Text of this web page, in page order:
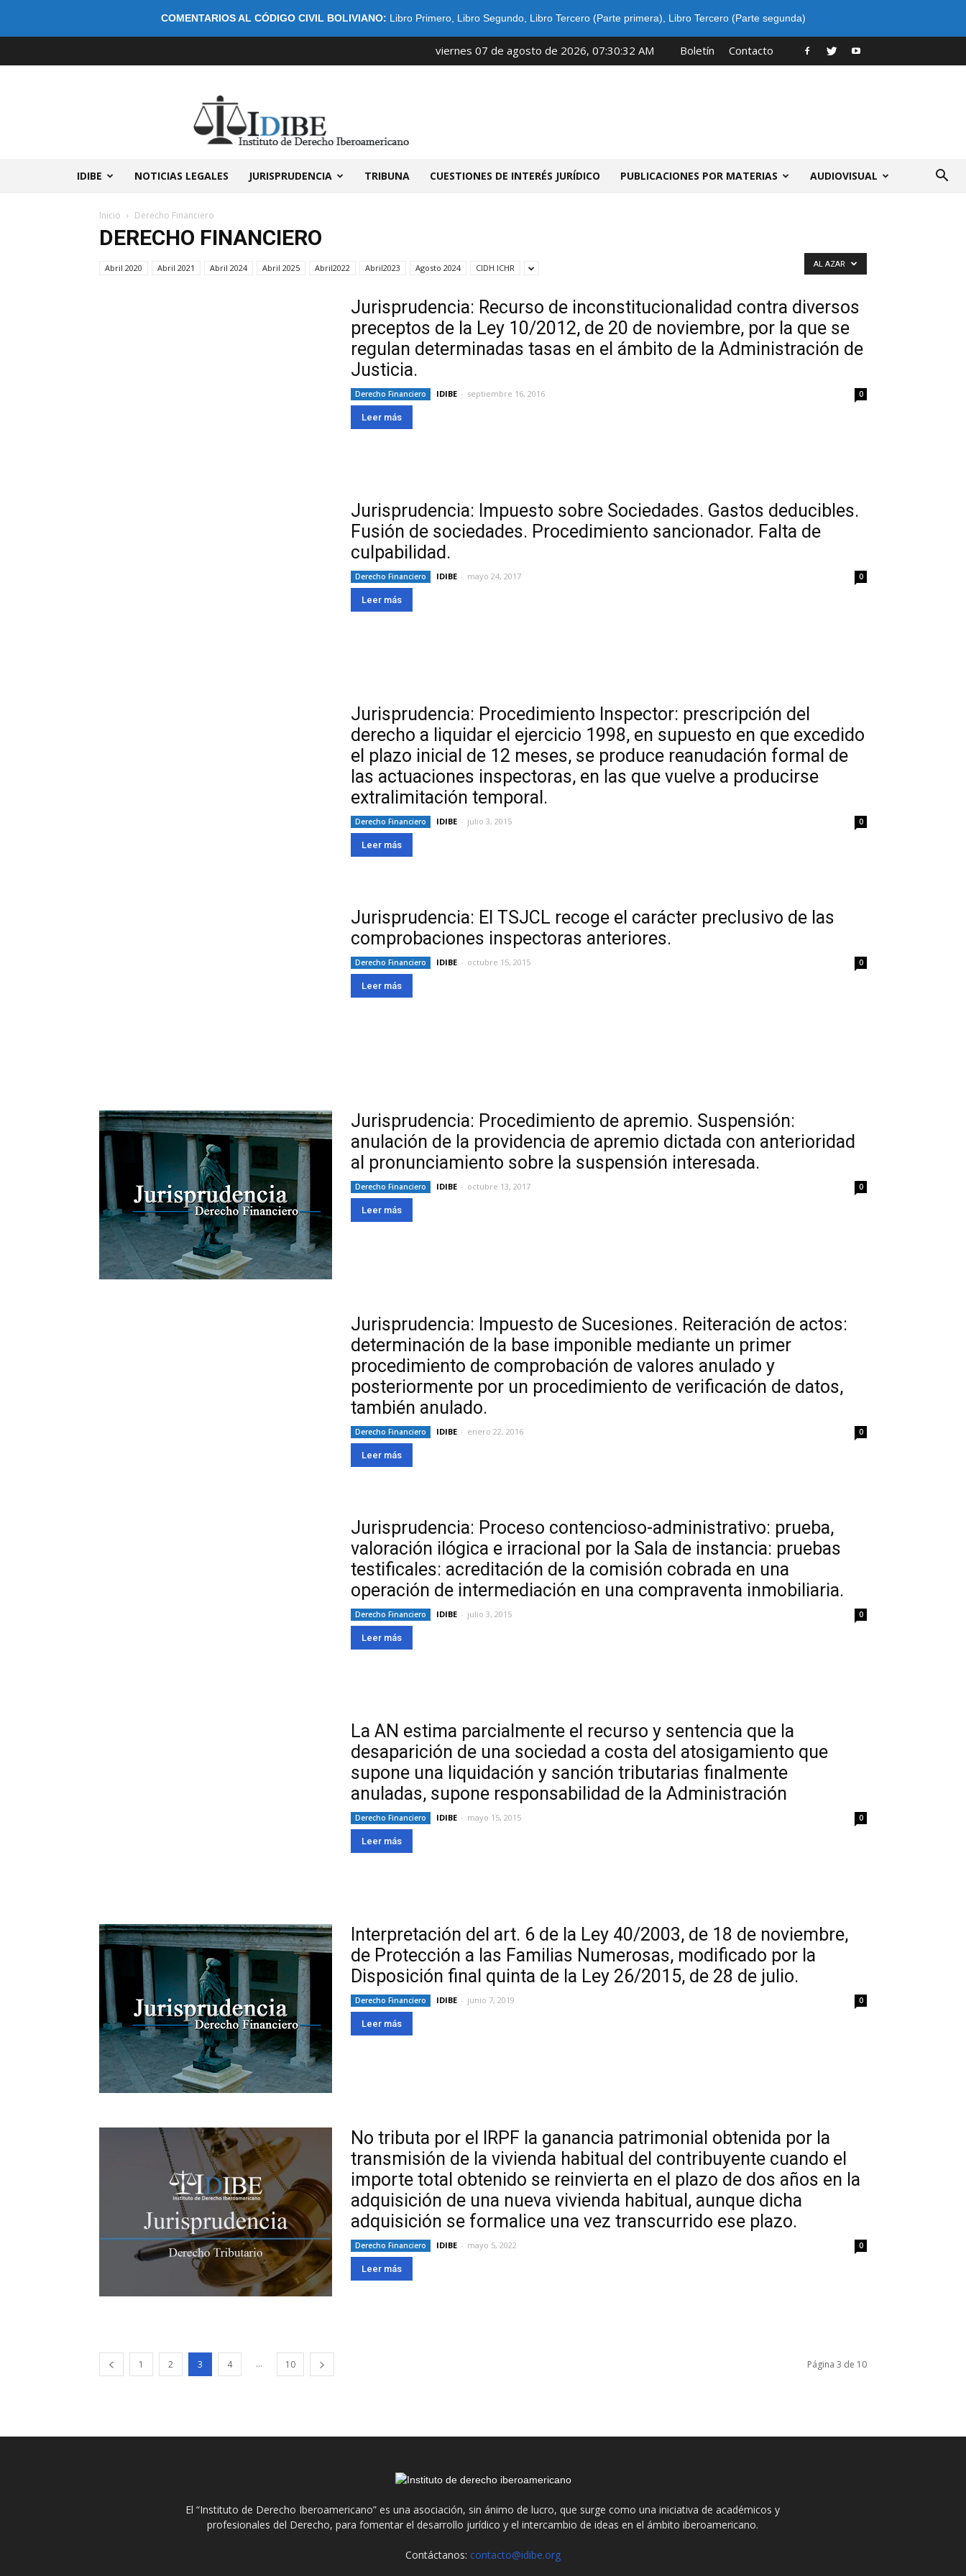
COMENTARIOS AL CÓDIGO CIVIL BOLIVIANO: Libro Primero, Libro Segundo, Libro Tercero (Parte primera) Libro Tercero (Parte segunda)
viernes 07 de agosto de 2026, 07:30:32 AM Boletín Contacto
IDIBE NOTICIAS LEGALES JURISPRUDENCIA TRIBUNA CUESTIONES DE INTERÉS JURÍDICO PUBLICACIONES POR MATERIAS AUDIOVISUAL
Inicio Derecho Financiero
DERECHO FINANCIERO
Abril 2020 Abril 2021 Abril 2024 Abril 2025 Abril2022 Abril2023 Agosto 2024 CIDH ICHR AL AZAR
Jurisprudencia: Recurso de inconstitucionalidad contra diversos
preceptos de la Ley 10/2012, de 20 de noviembre, por la que se
regulan determinadas tasas en el ámbito de la Administración de
Justicia.
Derecho Financiero IDIBE - septiembre 16, 2016 0
Leer más
Jurisprudencia: Impuesto sobre Sociedades. Gastos deducibles.
Fusión de sociedades. Procedimiento sancionador. Falta de
culpabilidad.
Derecho Financiero IDIBE - mayo 24, 2017 0
Leer más
Jurisprudencia: Procedimiento Inspector: prescripción del
derecho a liquidar el ejercicio 1998, en supuesto en que excedido
el plazo inicial de 12 meses, se produce reanudación formal de
las actuaciones inspectoras, en las que vuelve a producirse
extralimitación temporal.
Derecho Financiero IDIBE - julio 3, 2015 0
Leer más
Jurisprudencia: El TSJCL recoge el carácter preclusivo de las
comprobaciones inspectoras anteriores.
Derecho Financiero IDIBE - octubre 15, 2015 0
Leer más
Jurisprudencia: Procedimiento de apremio. Suspensión:
anulación de la providencia de apremio dictada con anterioridad
al pronunciamiento sobre la suspensión interesada.
Derecho Financiero IDIBE - octubre 13, 2017 0
Leer más
Jurisprudencia: Impuesto de Sucesiones. Reiteración de actos:
determinación de la base imponible mediante un primer
procedimiento de comprobación de valores anulado y
posteriormente por un procedimiento de verificación de datos,
también anulado.
Derecho Financiero IDIBE - enero 22, 2016 0
Leer más
Jurisprudencia: Proceso contencioso-administrativo: prueba,
valoración ilógica e irracional por la Sala de instancia: pruebas
testificales: acreditación de la comisión cobrada en una
operación de intermediación en una compraventa inmobiliaria.
Derecho Financiero IDIBE - julio 3, 2015 0
Leer más
La AN estima parcialmente el recurso y sentencia que la
desaparición de una sociedad a costa del atosigamiento que
supone una liquidación y sanción tributarias finalmente
anuladas, supone responsabilidad de la Administración
Derecho Financiero IDIBE - mayo 15, 2015 0
Leer más
Interpretación del art. 6 de la Ley 40/2003, de 18 de noviembre,
de Protección a las Familias Numerosas, modificado por la
Disposición final quinta de la Ley 26/2015, de 28 de julio.
Derecho Financiero IDIBE - junio 7, 2019 0
Leer más
No tributa por el IRPF la ganancia patrimonial obtenida por la
transmisión de la vivienda habitual del contribuyente cuando el
importe total obtenido se reinvierta en el plazo de dos años en la
adquisición de una nueva vivienda habitual, aunque dicha
adquisición se formalice una vez transcurrido ese plazo.
Derecho Financiero IDIBE - mayo 5, 2022 0
Leer más
1 2 3 4 ... 10 Página 3 de 10
El “Instituto de Derecho Iberoamericano” es una asociación, sin ánimo de lucro, que surge como una iniciativa de académicos y
profesionales del Derecho, para fomentar el desarrollo jurídico y el intercambio de ideas en el ámbito iberoamericano.
Contáctanos: contacto@idibe.org